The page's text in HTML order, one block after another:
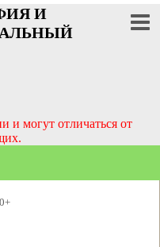
И
и могут отличаться от